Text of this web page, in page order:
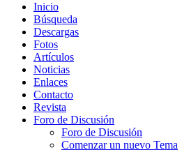
Inicio
Búsqueda
Descargas
Fotos
Artículos
Noticias
Enlaces
Contacto
Revista
Foro de Discusión
Foro de Discusión
Comenzar un nuevo Tema